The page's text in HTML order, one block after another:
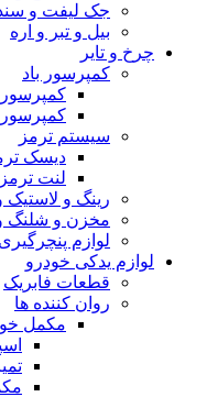
جک لیفت و
بیل و تبر و اره
چرخ و تایر
کمپرسور باد
کمپرسور
کمپرسور
سیستم ترمز
دیسک
لنت ترمز
رینگ و
مخزن و شلنگ و
لوازم پنچرگیری
لوازم یدکی خودرو
قطعات فابریک
روان کننده ها
مکمل